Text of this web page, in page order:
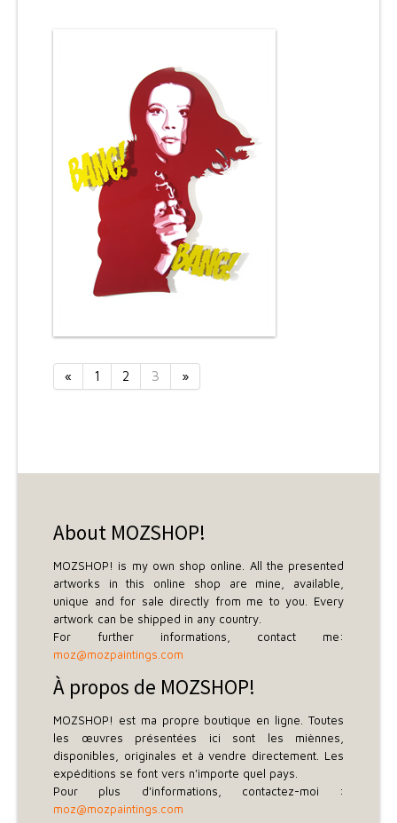
BANG! BANG! - 2012
« 1 2 3 »
About MOZSHOP!
MOZSHOP! is my own shop online. All the presented
artworks in this online shop are mine, available,
unique and for sale directly from me to you. Every
artwork can be shipped in any country.
For further informations, contact me:
moz@mozpaintings.com
À propos de MOZSHOP!
MOZSHOP! est ma propre boutique en ligne. Toutes
les œuvres présentées ici sont les miènnes,
disponibles, originales et à vendre directement. Les
expéditions se font vers n'importe quel pays.
Pour plus d'informations, contactez-moi :
moz@mozpaintings.com